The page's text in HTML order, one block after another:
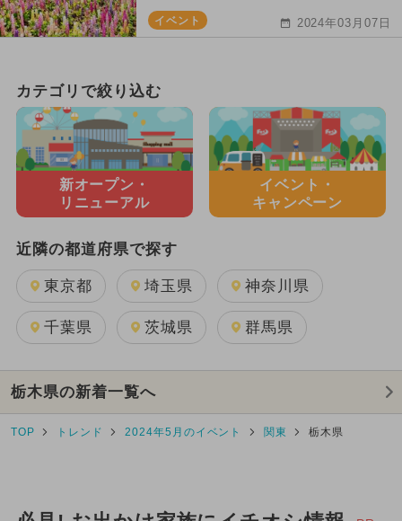
イベント 2024年03月07日
カテゴリで絞り込む
新オープン・
リニューアル
イベント・
キャンペーン
近隣の都道府県で探す
東京都 埼玉県 神奈川県
千葉県 茨城県 群馬県
栃木県の新着一覧へ
TOP トレンド 2024年5月のイベント 関東 栃木県